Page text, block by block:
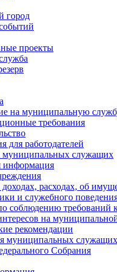
город
проекты
на муниципальную
требования
для работодателей
муниципальных служащих
информация
расходах, об
и служебного
соблюдению требований
на
рекомендации
муниципальных служащих
Cобрания